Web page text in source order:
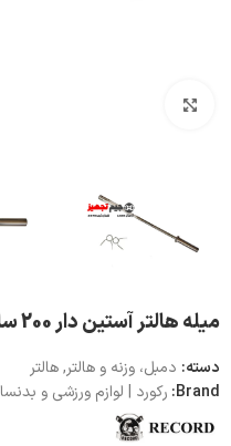
میله هالتر آستین دار 200 سانتیمتر
دسته: دمبل، وزنه و هالتر,هالتر
Brand: رکورد | لوازم ورزشی و